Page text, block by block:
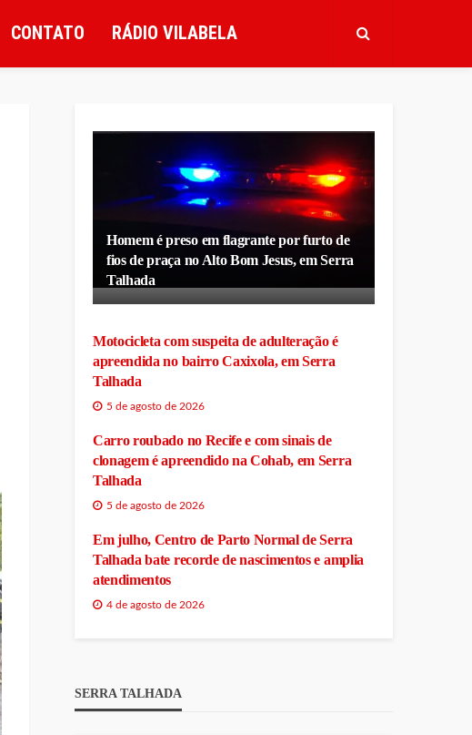
CONTATO RÁDIO VILABELA
Homem é preso em flagrante por furto de
fios de praça no Alto Bom Jesus, em Serra
Talhada
Motocicleta com suspeita de adulteração é
apreendida no bairro Caxixola, em Serra
Talhada
5 de agosto de 2026
Carro roubado no Recife e com sinais de
clonagem é apreendido na Cohab, em Serra
Talhada
5 de agosto de 2026
Em julho, Centro de Parto Normal de Serra
Talhada bate recorde de nascimentos e amplia
atendimentos
4 de agosto de 2026
SERRA TALHADA